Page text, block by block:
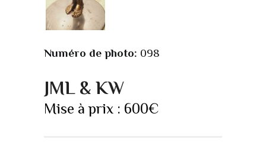
Numéro de photo: 098
JML & KW
Mise à prix : 600€